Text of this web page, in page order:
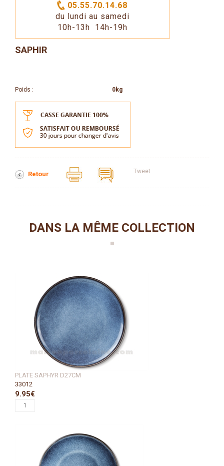
05.55.70.14.68
du lundi au samedi
10h-13h 14h-19h
SAPHIR
Poids : 0kg
Retour Tweet
DANS LA MÊME COLLECTION
PLATE SAPHYR D27CM
33012
9.95€